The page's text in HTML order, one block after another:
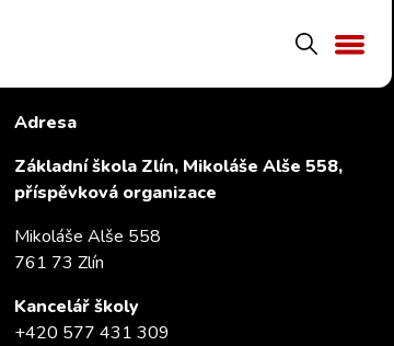
Adresa
Základní škola Zlín, Mikoláše Alše 558,
příspěvková organizace
Mikoláše Alše 558
761 73 Zlín
Kancelář školy
+420 577 431 309